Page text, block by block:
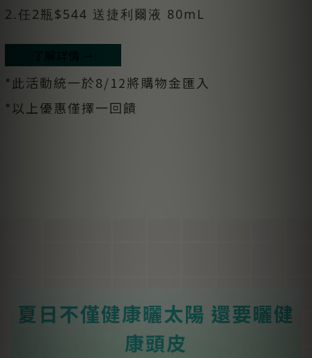
2.任2瓶$544 送捷利爾液 80mL
*此活動統一於8/12將購物金匯入
*以上優惠僅擇一回饋
夏日不僅健康曬太陽 還要曬健
康頭皮